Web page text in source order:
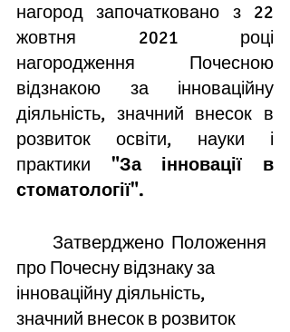
нагород започатковано з 22
жовтня 2021 році
нагородження Почесною
відзнакою за інноваційну
діяльність, значний внесок в
розвиток освіти, науки і
практики
"За інновації в
стоматології".
Затверджено Положення
про Почесну відзнаку за
інноваційну діяльність,
значний внесок в розвиток